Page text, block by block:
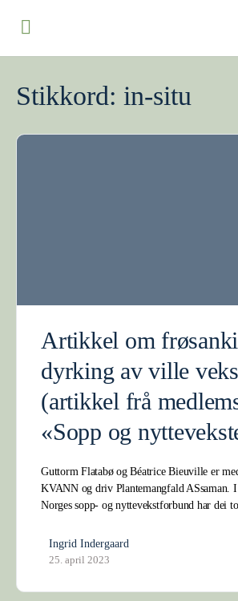
Stikkord: in-situ
Artikkel om
dyrking av ville
(artikkel frå
«Sopp og
Guttorm Flatabø og Béatrice Bieuville er
KVANN og driv Plantemangfald ASsaman.
Norges sopp- og nyttevekstforbund har dei
Ingrid Indergaard
25. april 2023